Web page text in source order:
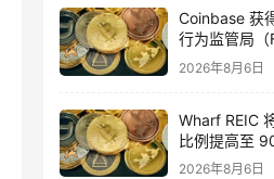
Coinbase 获
行为监管局（
币化美国股票
2026年8月6日
Wharf REIC
比例提高至
升 13.7%
2026年8月6日